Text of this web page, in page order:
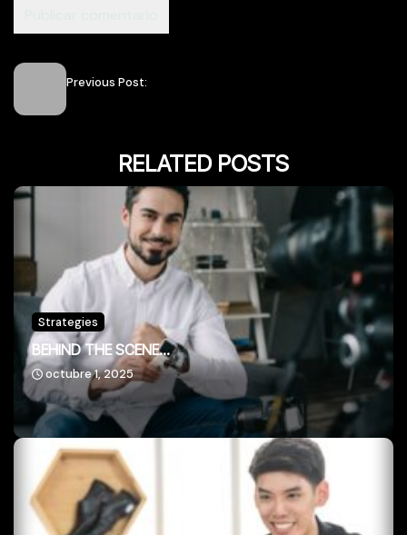
Previous Post:
RELATED POSTS
Strategies
BEHIND THE SCENE...
octubre 1, 2025